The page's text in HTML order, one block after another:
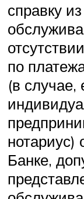
справку из
по
(в случае,
нотариус)
Банке,